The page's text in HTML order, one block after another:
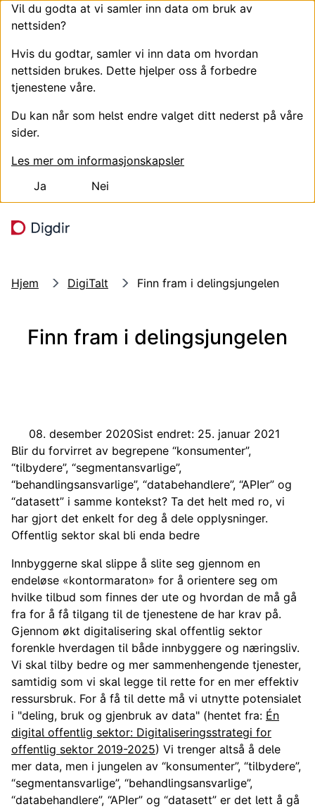
Vil du godta at vi samler inn data om bruk av
nettsiden?
Hvis du godtar, samler vi inn data om hvordan
nettsiden brukes. Dette hjelper oss å forbedre
tjenestene våre.
Du kan når som helst endre valget ditt nederst på våre
sider.
Les mer om informasjonskapsler
Ja
Nei
Hjem DigiTalt Finn fram i delingsjungelen
Finn fram i delingsjungelen
08. desember 2020Sist endret: 25. januar 2021
Blir du forvirret av begrepene “konsumenter”,
“tilbydere”, “segmentansvarlige”,
“behandlingsansvarlige”, “databehandlere”, “APIer” og
“datasett” i samme kontekst? Ta det helt med ro, vi
har gjort det enkelt for deg å dele opplysninger.
Offentlig sektor skal bli enda bedre
Innbyggerne skal slippe å slite seg gjennom en
endeløse «kontormaraton» for å orientere seg om
hvilke tilbud som finnes der ute og hvordan de må gå
fra for å få tilgang til de tjenestene de har krav på.
Gjennom økt digitalisering skal offentlig sektor
forenkle hverdagen til både innbyggere og næringsliv.
Vi skal tilby bedre og mer sammenhengende tjenester,
samtidig som vi skal legge til rette for en mer effektiv
ressursbruk. For å få til dette må vi utnytte potensialet
i "deling, bruk og gjenbruk av data" (hentet fra: Én
digital offentlig sektor: Digitaliseringsstrategi for
offentlig sektor 2019-2025) Vi trenger altså å dele
mer data, men i jungelen av “konsumenter”, “tilbydere”,
“segmentansvarlige”, “behandlingsansvarlige”,
“databehandlere”, “APIer” og “datasett” er det lett å gå